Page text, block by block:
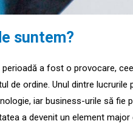
suntem?
perioadă a fost o provocare,
de ordine. Unul dintre
iar business-urile să fie
a devenit un element